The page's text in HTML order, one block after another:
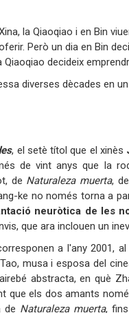
la Qiaoqiao i en Bin
Però un dia en Bin
Qiaoqiao decideix
diverses dècades en
, el setè títol que el xinès
de vint anys que la
de Naturaleza muerta,
ke no només torna a
neuròtica de les
que ara inclouen un
a l'any 2001,
musa i esposa del
abstracta, en què
que els dos amants
de Naturaleza muerta,